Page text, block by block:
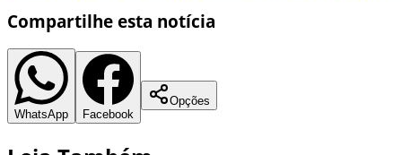
Compartilhe esta notícia
WhatsApp Facebook
Opções